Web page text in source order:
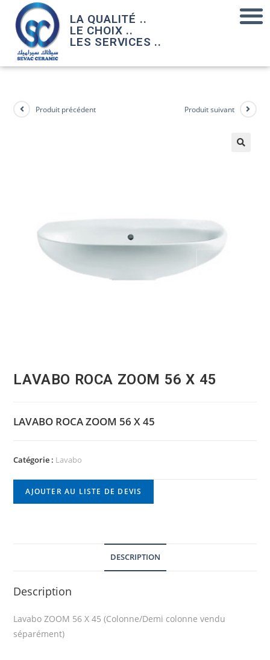
LA QUALITÉ ..
LE CHOIX ..
LES SERVICES ..
Produit précédent Produit suivant
LAVABO ROCA ZOOM 56 X 45
LAVABO ROCA ZOOM 56 X 45
Catégorie : Lavabo
AJOUTER AU LISTE DE DEVIS
DESCRIPTION
Description
Lavabo ZOOM 56 X 45 (Colonne/Demi colonne vendu
séparément)